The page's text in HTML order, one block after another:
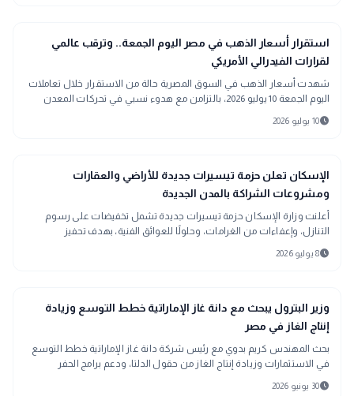
trending_up
اقتصاد
استقرار أسعار الذهب في مصر اليوم الجمعة.. وترقب عالمي
لقرارات الفيدرالي الأمريكي
شهدت أسعار الذهب في السوق المصرية حالة من الاستقرار خلال تعاملات
اليوم الجمعة 10 يوليو 2026، بالتزامن مع هدوء نسبي في تحركات المعدن
الأصفر بالبورصات العالمية، وسط ترقب المستثمرين لقرارات السياسة
النقدية الأمريكية والتطورات الاقتصادية والجيوسياسية التي تؤثر بشكل
schedule10 يوليو 2026
public
الأخبار المحلية
الإسكان تعلن حزمة تيسيرات جديدة للأراضي والعقارات
ومشروعات الشراكة بالمدن الجديدة
أعلنت وزارة الإسكان حزمة تيسيرات جديدة تشمل تخفيضات على رسوم
التنازل، وإعفاءات من الغرامات، وحلولًا للعوائق الفنية، بهدف تحفيز
الاستثمار ودعم تنفيذ المشروعات بالمدن الجديدة مع الحفاظ على حقوق
الدولة.
schedule8 يوليو 2026
trending_up
اقتصاد
وزير البترول يبحث مع دانة غاز الإماراتية خطط التوسع وزيادة
إنتاج الغاز في مصر
بحث المهندس كريم بدوي مع رئيس شركة دانة غاز الإماراتية خطط التوسع
في الاستثمارات وزيادة إنتاج الغاز من حقول الدلتا، ودعم برامج الحفر
والاستكشاف لتعزيز الإنتاج المحلي وأمن الطاقة.
schedule30 يونيو 2026